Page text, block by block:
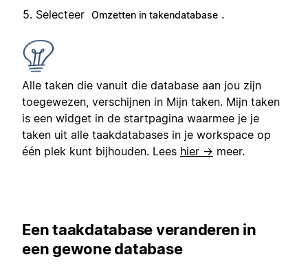
Selecteer Omzetten in takendatabase .
Alle taken die vanuit die database aan jou zijn
toegewezen, verschijnen in Mijn taken. Mijn taken
is een widget in de startpagina waarmee je je
taken uit alle taakdatabases in je workspace op
één plek kunt bijhouden. Lees hier → meer.
Een taakdatabase veranderen in
een gewone database